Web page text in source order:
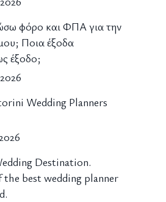
φόρο και ΦΠΑ για την
Ποια έξοδα
έξοδο;
Wedding Planners
Destination.
best wedding planner